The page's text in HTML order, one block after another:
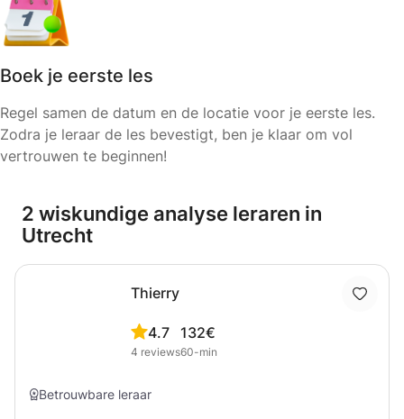
Boek je eerste les
Regel samen de datum en de locatie voor je eerste les.
Zodra je leraar de les bevestigt, ben je klaar om vol
vertrouwen te beginnen!
2 wiskundige analyse leraren in
Utrecht
Thierry
4.7
4 reviews
132€
60-min
Betrouwbare leraar